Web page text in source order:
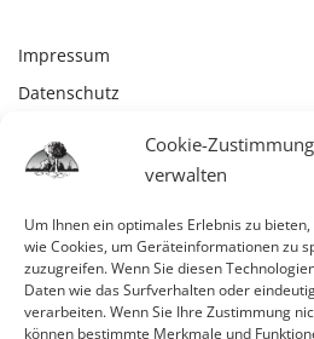
Cookie-Zustimmung
verwalten
Um Ihnen ein optimales Erlebnis zu
wie Cookies, um Geräteinformationen zu
zuzugreifen. Wenn Sie diesen
Daten wie das Surfverhalten oder
verarbeiten. Wenn Sie Ihre Zustimmung
können bestimmte Merkmale und
Impressum
Datenschutz
Cookie-Richtlinie (EU)